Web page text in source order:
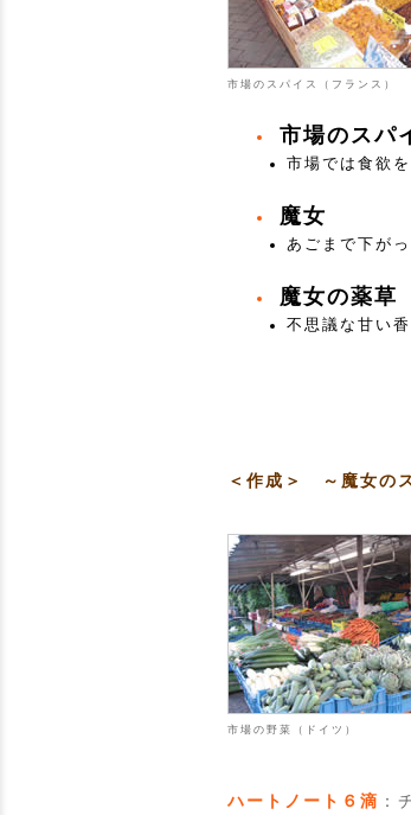
市場のスパイス（フランス）
市場のスパ
市場では食欲
魔女
あごまで下が
魔女の薬草
不思議な甘い
＜作成＞ ～魔女の
市場の野菜（ドイツ）
ハートノート６滴 ：